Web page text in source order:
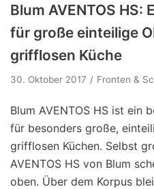
Blum AVENTOS
für große einteilige
grifflosen Küche
30. Oktober 2017 Fronten &
Blum AVENTOS HS ist ein
für besonders große,
grifflosen Küchen. Selbst
AVENTOS HS von Blum
oben. Über dem Korpus